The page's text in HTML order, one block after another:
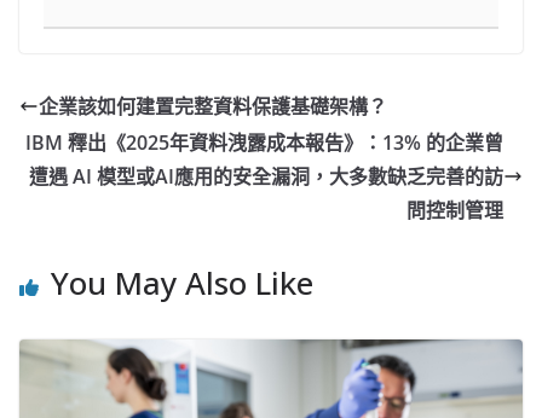
企業該如何建置完整資料保護基礎架構？
IBM 釋出《2025年資料洩露成本報告》：13% 的企業曾
遭遇 AI 模型或AI應用的安全漏洞，大多數缺乏完善的訪
問控制管理
You May Also Like